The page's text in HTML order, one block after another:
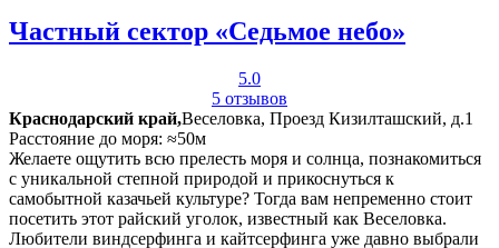
Частный сектор «Седьмое небо»
5.0
5 отзывов
Краснодарский край,Веселовка, Проезд Кизилташский, д.1
Расстояние до моря: ≈50м
Желаете ощутить всю прелесть моря и солнца, познакомиться
с уникальной степной природой и прикоснуться к
самобытной казачьей культуре? Тогда вам непременно стоит
посетить этот райский уголок, известный как Веселовка.
Любители виндсерфинга и кайтсерфинга уже давно выбрали